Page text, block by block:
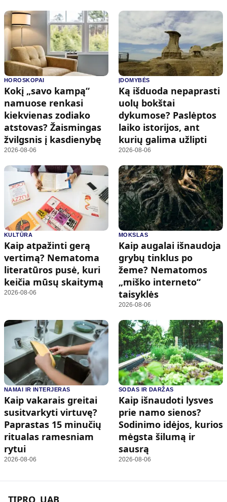
HOROSKOPAI
Kokį „savo kampą“
namuose renkasi
kiekvienas zodiako
atstovas? Žaismingas
žvilgsnis į kasdienybę
2026-08-06
ĮDOMYBĖS
Ką išduoda nepaprasti
uolų bokštai
dykumose? Paslėptos
laiko istorijos, ant
kurių galima užlipti
2026-08-06
KULTŪRA
Kaip atpažinti gerą
vertimą? Nematoma
literatūros pusė, kuri
keičia mūsų skaitymą
2026-08-06
MOKSLAS
Kaip augalai išnaudoja
grybų tinklus po
žeme? Nematomos
„miško interneto“
taisyklės
2026-08-06
NAMAI IR INTERJERAS
Kaip vakarais greitai
susitvarkyti virtuvę?
Paprastas 15 minučių
ritualas ramesniam
rytui
2026-08-06
SODAS IR DARŽAS
Kaip išnaudoti lysves
prie namo sienos?
Sodinimo idėjos, kurios
mėgsta šilumą ir
sausrą
2026-08-06
TIPRO, UAB